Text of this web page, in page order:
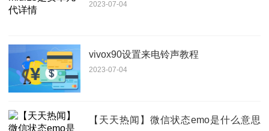
2023-07-04
vivox90设置来电铃声教程
2023-07-04
【天天热闻】微信状态emo是什么意思